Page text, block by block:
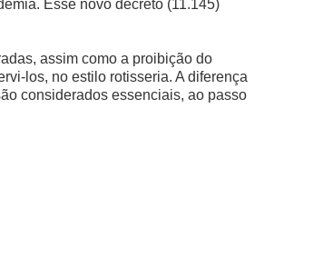
Esse novo decreto (11.145)
assim como a proibição do
los, no estilo rotisseria. A diferença
considerados essenciais, ao passo